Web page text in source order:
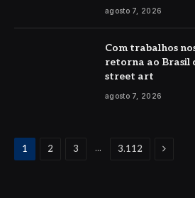
agosto 7, 2026
Com trabalhos
retorna ao Brasil
street art
agosto 7, 2026
1 2 3 ... 3.112 Proximo